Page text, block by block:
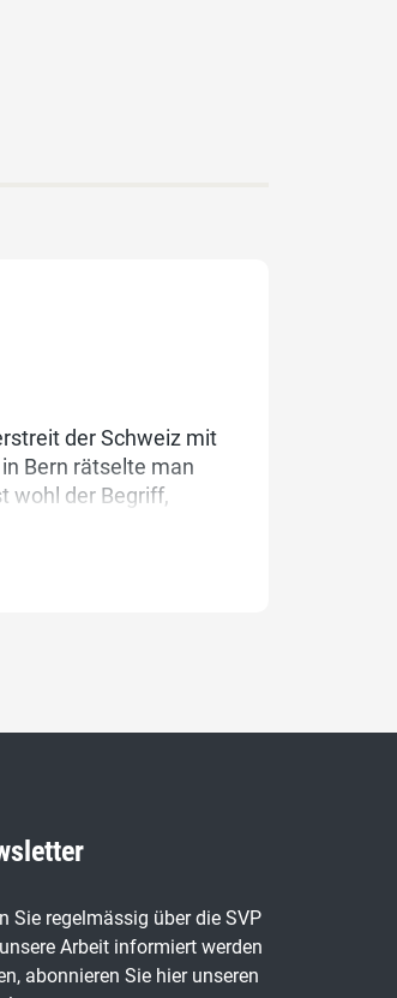
der Schweiz mit
Bern rätselte man
wohl der Begriff,
Sie regelmässig über die SVP
Arbeit informiert werden
abonnieren Sie hier unseren